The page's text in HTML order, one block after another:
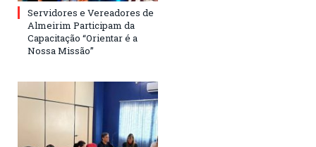
Servidores e Vereadores de
Almeirim Participam da
Capacitação “Orientar é a
Nossa Missão”